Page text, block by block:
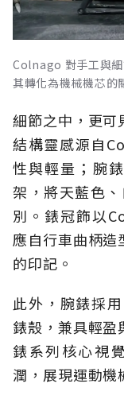
Colnago 對手工與
其轉化為機械機芯的
細節之中，更可
結構靈感源自
性與輕量；腕
架，將天藍色
別。錶冠飾以
應自行車曲柄造
的印記。
此外，腕錶採
錶殼，兼具輕
錶系列核心視
潤，展現運動機